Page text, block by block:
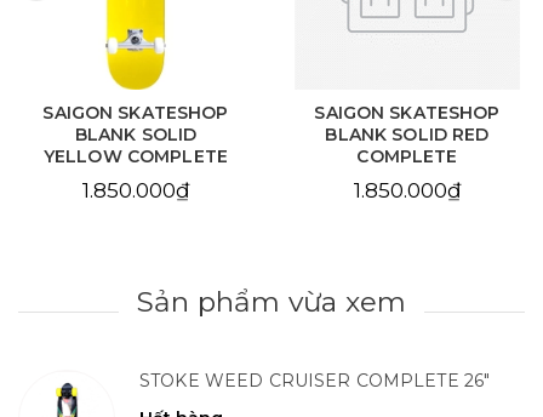
SAIGON SKATESHOP
BLANK SOLID RED
COMPLETE
1.850.000₫
SAIGON SKATESHOP
BLANK NATURAL
COMPLETE
1.850.000₫
Sản phẩm vừa xem
STOKE WEED CRUISER COMPLETE 26"